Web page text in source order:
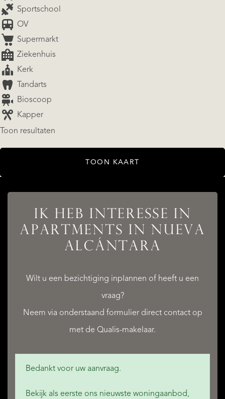
Sportschool
OV
Supermarkt
Ziekenhuis
Kerk
Tandarts
Bioscoop
Kapper
Toon resultaten
TOON KAART
IK HEB INTERESSE IN
APARTMENTS IN NUEVA
ALCÁNTARA
Wilt u een bezichtiging inplannen of heeft u een
vraag?
Neem via onderstaand formulier direct contact op
met de Qualis-makelaar.
Bedankt voor uw aanvraag.
Bekijk als eerste ons nieuwste woningaanbod,
DIENSTEN
QUALIS INTERNATIONAL REALTY